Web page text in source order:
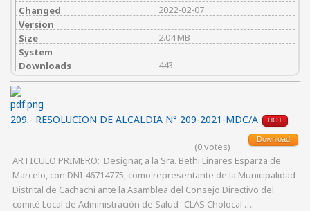
Changed
2022-02-07
Version
Size
2.04 MB
System
Downloads
443
209.- RESOLUCION DE ALCALDIA N° 209-2021-MDC/A HOT
Download
(0 votes)
ARTICULO PRIMERO: Designar, a la Sra. Bethi Linares Esparza de
Marcelo, con DNI 46714775, como representante de la Municipalidad
Distrital de Cachachi ante la Asamblea del Consejo Directivo del
comité Local de Administración de Salud- CLAS Cholocal ….